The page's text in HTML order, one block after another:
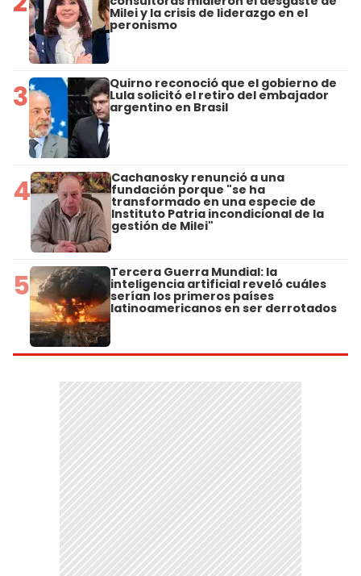
Milei y la crisis de liderazgo en el
peronismo
3 Quirno reconoció que el gobierno de
Lula solicitó el retiro del embajador
argentino en Brasil
4 Cachanosky renunció a una
fundación porque "se ha
transformado en una especie de
Instituto Patria incondicional de la
gestión de Milei"
5 Tercera Guerra Mundial: la
inteligencia artificial reveló cuáles
serían los primeros países
latinoamericanos en ser derrotados